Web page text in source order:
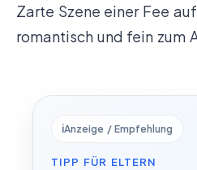
Zarte Szene einer Fee
romantisch und fein zum
ℹ️Anzeige / Empfehlung
TIPP FÜR ELTERN